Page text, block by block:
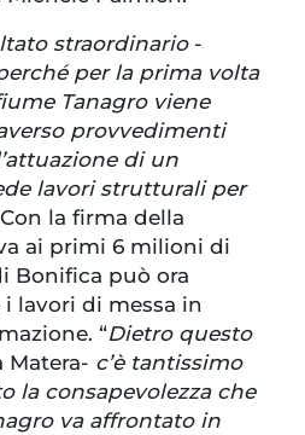
straordinario -
per la prima volta
Tanagro viene
provvedimenti
di un
lavori strutturali per
la firma della
ai primi 6 milioni di
Bonifica può ora
lavori di messa in
“Dietro questo
c’è tantissimo
la consapevolezza che
va affrontato in